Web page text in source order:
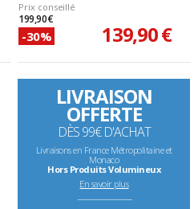
Prix conseillé
199,90 €
-30% 139,90 €
LIVRAISON
OFFERTE
DÈS 99€ D'ACHAT
Livraisons en France Métropolitaine et
Monaco
Hors Produits Volumineux
En savoir plus
--------------------------------------------------------------------